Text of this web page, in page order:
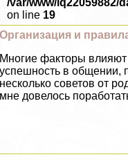
on line 19
Организация и
Многие факторы
успешность в общении,
несколько советов от
мне довелось